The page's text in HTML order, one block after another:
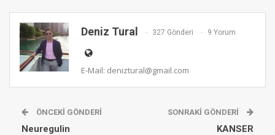
Deniz Tural 327 Gönderi 9 Yorum
E-Mail: deniztural@gmail.com
ÖNCEKI GÖNDERI
Neuregulin
SONRAKI GÖNDERI
KANSER